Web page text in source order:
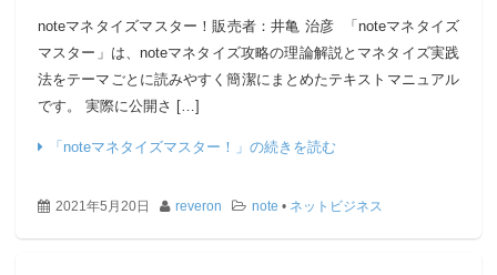
noteマネタイズマスター！販売者：井亀 治彦 「noteマネタイズ
マスター」は、noteマネタイズ攻略の理論解説とマネタイズ実践
法をテーマごとに読みやすく簡潔にまとめたテキストマニュアル
です。 実際に公開さ […]
「noteマネタイズマスター！」の続きを読む
2021年5月20日 reveron note • ネットビジネス